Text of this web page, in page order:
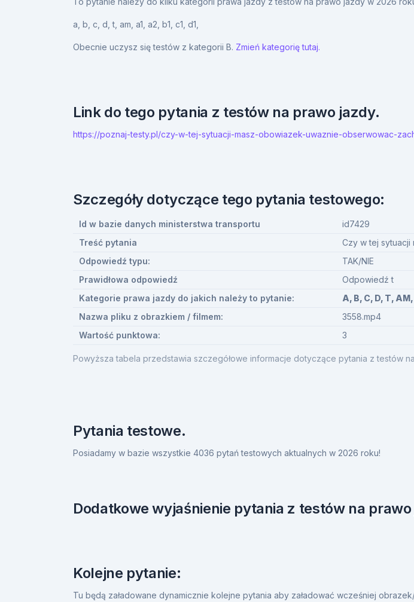
a, b, c, d,t, am, a1, a2, b1, c1, d1,
Obecnie uczysz się testów z kategorii B. Zmień kategorię tutaj.
Link do tego pytania z testów na prawo jazdy.
https://poznaj-testy.pl/czy-w-tej-sytuacji-masz-obowiazek-uwaznie-obserwowac-
Szczegóły dotyczące tego pytania testowego:
Powyższa tabela przedstawia szczegółowe informacje dotyczące pytania z testów
Id w bazie danych ministerstwa transportu
id7429
Treść pytania
Czy w tej
Odpowiedź typu:
TAK/NIE
Prawidłowa odpowiedź
Odpowiedź t
Kategorie prawa jazdy do jakich należy to pytanie:
A, B, C, D, T, AM,
Nazwa pliku z obrazkiem / filmem:
3558.mp4
Wartość punktowa:
3
Pytania testowe.
Posiadamy w bazie wszystkie 4036 pytań testowych aktualnych w 2026 roku!
Dodatkowe wyjaśnienie pytania z testów na
Kolejne pytanie:
Tu będą załadowane dynamicznie kolejne pytania aby załadować wcześniej